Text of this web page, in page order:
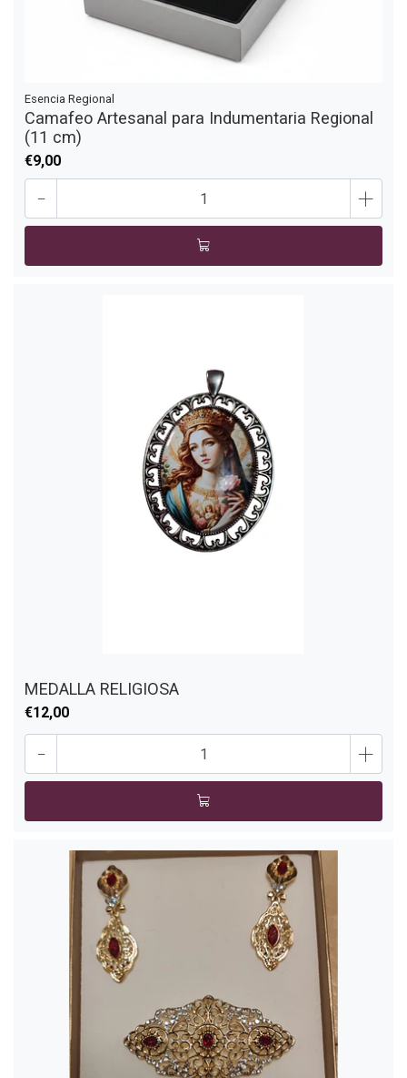
Esencia Regional
Camafeo Artesanal para Indumentaria Regional
(11 cm)
€9,00
- +
MEDALLA RELIGIOSA
€12,00
- +